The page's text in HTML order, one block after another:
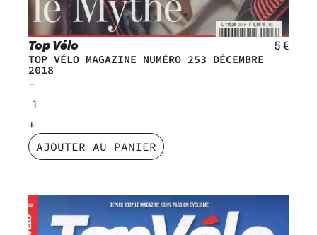
Top Vélo 5€
TOP VÉLO MAGAZINE NUMÉRO 253 DÉCEMBRE
2018
AJOUTER AU PANIER